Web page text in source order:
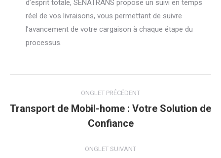
d’esprit totale, SENATRANS propose un suivi en temps
réel de vos livraisons, vous permettant de suivre
l’avancement de votre cargaison à chaque étape du
processus.
Navigation
de
commentaire
ONGLET PRÉCÉDENT
précédent
Transport de Mobil-home : Votre Solution de
Confiance
ONGLET SUIVANT